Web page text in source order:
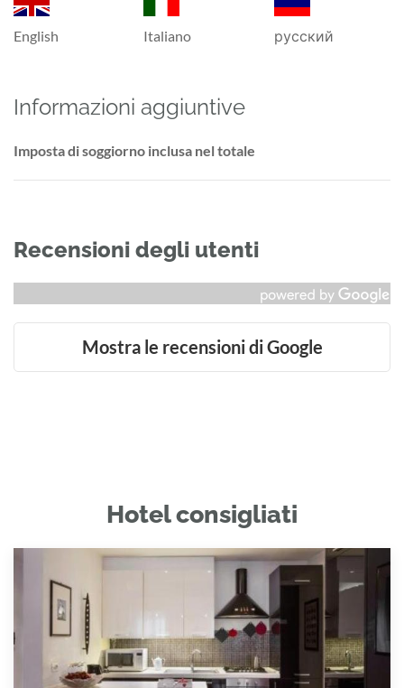
English Italiano русский
Informazioni aggiuntive
Imposta di soggiorno inclusa nel totale
Recensioni degli utenti
Mostra le recensioni di Google
Hotel consigliati